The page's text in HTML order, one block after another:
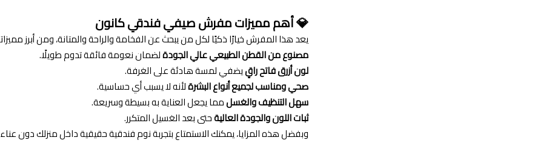
💎 أهم مميزات مفرش صيفي فندقي كانون
يعد هذا المفرش خيارًا ذكيًا لكل من يبحث عن الفخامة والراحة والمتانة، ومن أبرز
مصنوع من القطن الطبيعي عالي الجودةلضمان نعومة فائقة تدوم طويلًا.
لون أزرق فاتح راقٍيضفي لمسة هادئة على الغرفة.
صحي ومناسب لجميع أنواع البشرةلأنه لا يسبب أي حساسية.
سهل التنظيف والغسلمما يجعل العناية به بسيطة وسريعة.
ثبات اللون والجودة العاليةحتى بعد الغسيل المتكرر.
وبفضل هذه المزايا، يمكنك الاستمتاع بتجربة نوم فندقية حقيقية داخل منزلك دون